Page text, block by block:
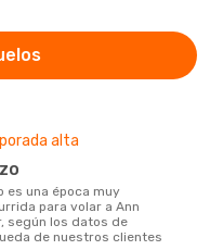
alta
para volar a Ann
según los datos de
de nuestros clientes